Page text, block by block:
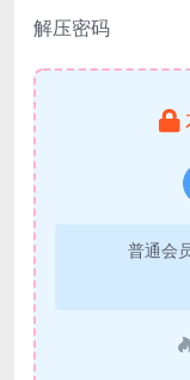
解压密码
普通会